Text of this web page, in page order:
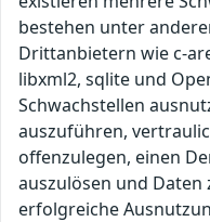
bestehen unter
Drittanbietern wie c-
libxml2, sqlite und
Schwachstellen
auszuführen,
offenzulegen, einen
auszulösen und
erfolgreiche